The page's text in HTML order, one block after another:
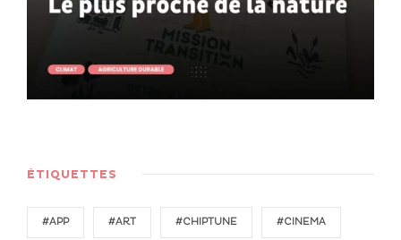
ÉTIQUETTES
#APP #ART #CHIPTUNE #CINEMA